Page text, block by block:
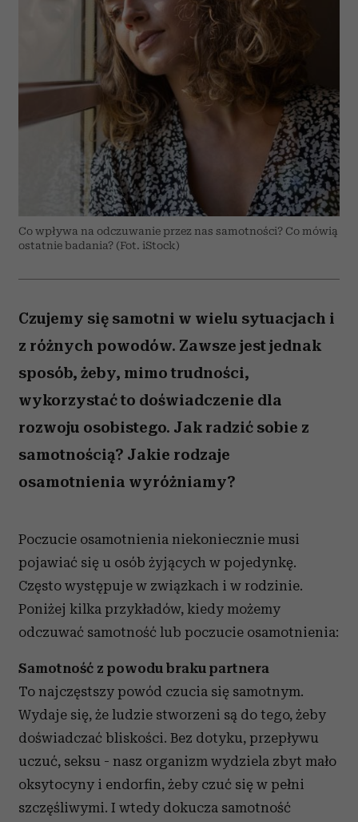
Co wpływa na odczuwanie przez nas samotności? Co mówią
ostatnie badania? (Fot. iStock)
Czujemy się samotni w wielu sytuacjach i
z różnych powodów. Zawsze jest jednak
sposób, żeby, mimo trudności,
wykorzystać to doświadczenie dla
rozwoju osobistego. Jak radzić sobie z
samotnością? Jakie rodzaje
osamotnienia wyróżniamy?
Poczucie osamotnienia niekoniecznie musi
pojawiać się u osób żyjących w pojedynkę.
Często występuje w związkach i w rodzinie.
Poniżej kilka przykładów, kiedy możemy
odczuwać samotność lub poczucie osamotnienia:
Samotność z powodu braku partnera
To najczęstszy powód czucia się samotnym.
Wydaje się, że ludzie stworzeni są do tego, żeby
doświadczać bliskości. Bez dotyku, przepływu
uczuć, seksu - nasz organizm wydziela zbyt mało
oksytocyny i endorfin, żeby czuć się w pełni
szczęśliwymi. I wtedy dokucza samotność